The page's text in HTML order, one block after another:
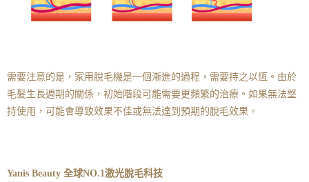
需要注意的是，家用脫毛機是一個漸進的過程，需要持之以恆。由於
毛髮生長週期的關係，初始階段可能需要更頻繁的治療。如果無法堅
持使用，可能會導致效果不佳或無法達到預期的脫毛效果。
Yanis Beauty 全球NO.1激光脫毛科技